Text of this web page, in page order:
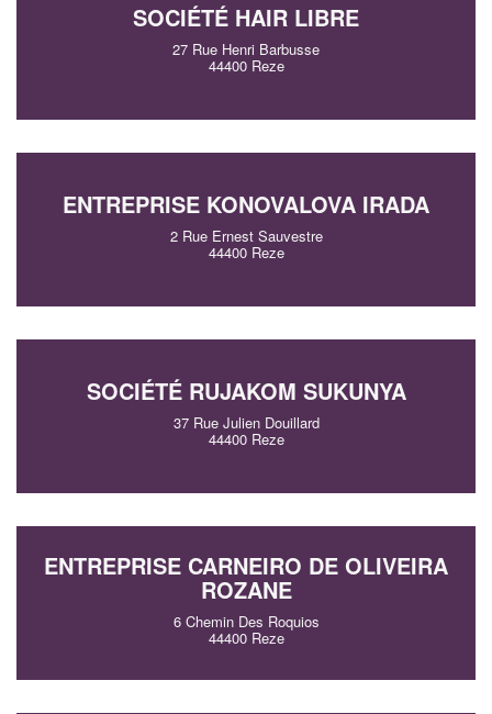
SOCIÉTÉ HAIR LIBRE
27 Rue Henri Barbusse
44400 Reze
ENTREPRISE KONOVALOVA IRADA
2 Rue Ernest Sauvestre
44400 Reze
SOCIÉTÉ RUJAKOM SUKUNYA
37 Rue Julien Douillard
44400 Reze
ENTREPRISE CARNEIRO DE OLIVEIRA
ROZANE
6 Chemin Des Roquios
44400 Reze
Augmentez votre
vosmargestout en gagnant de